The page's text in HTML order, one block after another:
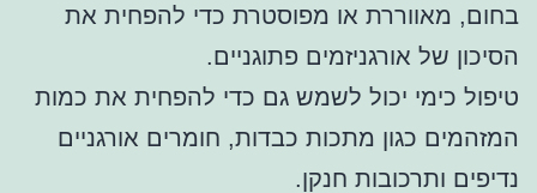
בחום, מאווררת או מפוסטרת כדי להפחית את
הסיכון של אורגניזמים פתוגניים.
טיפול כימי יכול לשמש גם כדי להפחית את כמות
המזהמים כגון מתכות כבדות, חומרים אורגניים
נדיפים ותרכובות חנקן.